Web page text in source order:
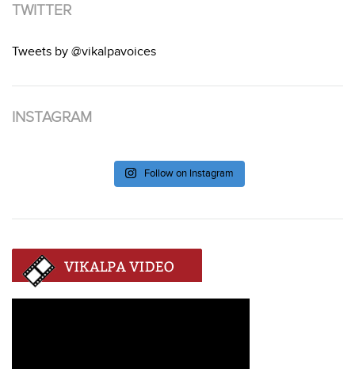
TWITTER
Tweets by @vikalpavoices
INSTAGRAM
Follow on Instagram